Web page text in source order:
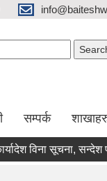
सम्पर्क
विना सूचना, सन्देश